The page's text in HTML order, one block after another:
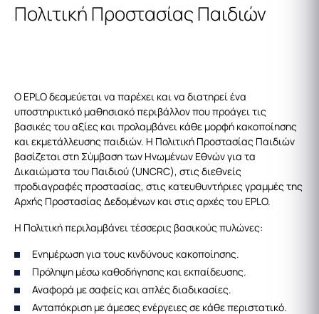
Πολιτική Προστασίας Παιδιών
Ο EPLO δεσμεύεται να παρέχει και να διατηρεί ένα
υποστηρικτικό μαθησιακό περιβάλλον που προάγει τις
βασικές του αξίες και προλαμβάνει κάθε μορφή κακοποίησης
και εκμετάλλευσης παιδιών. Η Πολιτική Προστασίας Παιδιών
βασίζεται στη Σύμβαση των Ηνωμένων Εθνών για τα
Δικαιώματα του Παιδιού (UNCRC), στις διεθνείς
προδιαγραφές προστασίας, στις κατευθυντήριες γραμμές της
Αρχής Προστασίας Δεδομένων και στις αρχές του EPLO.
Η Πολιτική περιλαμβάνει τέσσερις βασικούς πυλώνες:
Ενημέρωση για τους κινδύνους κακοποίησης.
Πρόληψη μέσω καθοδήγησης και εκπαίδευσης.
Αναφορά με σαφείς και απλές διαδικασίες.
Ανταπόκριση με άμεσες ενέργειες σε κάθε περιστατικό.